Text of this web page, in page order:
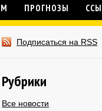
ПРОГНОЗЫ
Подписаться на RSS
Рубрики
Все новости